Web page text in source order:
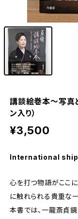
講談絵巻本〜写真
ン入り）
¥3,500
International
心を打つ物語がここ
に触れられる貴重な一
本書では、一龍斎貞